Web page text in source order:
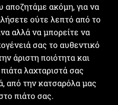
αποζητάμε ακόμη, για να
ούτε λεπτό από το
αλλά να μπορείτε να
σας το αυθεντικό
άριστη ποιότητα και
λαχταριστά σας
από την κατσαρόλα μας
πιάτο σας.